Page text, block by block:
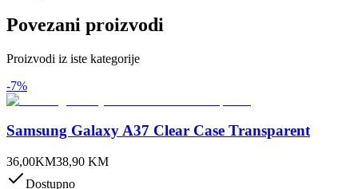
Povezani proizvodi
Proizvodi iz iste kategorije
-7%
Samsung Galaxy A37 Clear Case Transparent
36,00KM38,90 KM
Dostupno